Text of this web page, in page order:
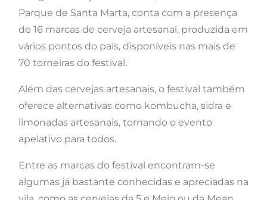
Parque de Santa Marta, conta com a presença
de 16 marcas de cerveja artesanal, produzida em
vários pontos do país, disponíveis nas mais de
70 torneiras do festival.
Além das cervejas artesanais, o festival também
oferece alternativas como kombucha, sidra e
limonadas artesanais, tornando o evento
apelativo para todos.
Entre as marcas do festival encontram-se
algumas já bastante conhecidas e apreciadas na